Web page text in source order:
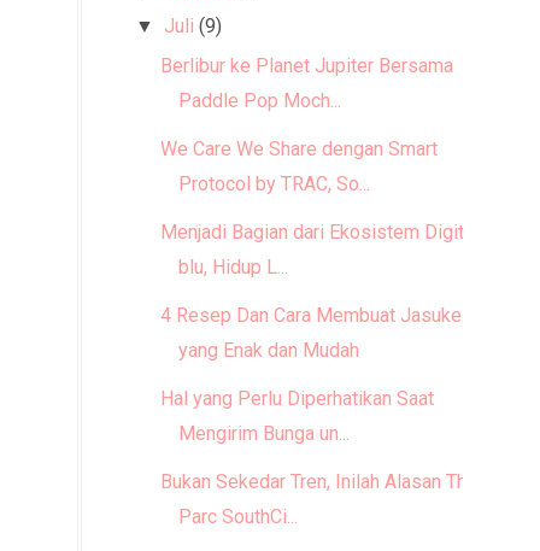
▼ Juli (9)
Berlibur ke Planet Jupiter Bersama
Paddle Pop Moch...
We Care We Share dengan Smart
Protocol by TRAC, So...
Menjadi Bagian dari Ekosistem Digital
blu, Hidup L...
4 Resep Dan Cara Membuat Jasuke
yang Enak dan Mudah
Hal yang Perlu Diperhatikan Saat
Mengirim Bunga un...
Bukan Sekedar Tren, Inilah Alasan The
Parc SouthCi...